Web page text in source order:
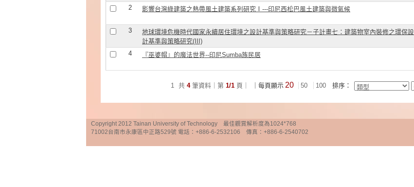
2
影響台灣綠建築之熱帶風土建築系列研究Ⅰ---印尼西松巴風土建築與微氣候
3
地球環境危機時代國家永續居住環境之設計基準與策略研究－子計畫七：建築物室內裝修之環保設
計基準與策略研究(III)
4
『巫婆帽』的魔法世界--印尼Sumba族民居
1 共 4 筆資料｜第 1/1 頁｜ ｜每頁顯示 20 50 100 排序：
Copyright 2012 Tainan University of Technology 最佳觀賞解析度為1024*768
71002台南市永康區中正路529號 電話：+886-6-2532106 傳真：+886-6-2540702